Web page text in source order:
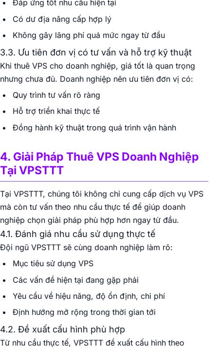
Đáp ứng tốt nhu cầu hiện tại
Có dư địa nâng cấp hợp lý
Không gây lãng phí quá mức ngay từ đầu
3.3. Ưu tiên đơn vị có tư vấn và hỗ trợ kỹ thuật
Khi thuê VPS cho doanh nghiệp, giá tốt là quan trọng
nhưng chưa đủ. Doanh nghiệp nên ưu tiên đơn vị có:
Quy trình tư vấn rõ ràng
Hỗ trợ triển khai thực tế
Đồng hành kỹ thuật trong quá trình vận hành
4. Giải Pháp Thuê VPS Doanh Nghiệp
Tại VPSTTT
Tại VPSTTT, chúng tôi không chỉ cung cấp dịch vụ VPS
mà còn tư vấn theo nhu cầu thực tế để giúp doanh
nghiệp chọn giải pháp phù hợp hơn ngay từ đầu.
4.1. Đánh giá nhu cầu sử dụng thực tế
Đội ngũ VPSTTT sẽ cùng doanh nghiệp làm rõ:
Mục tiêu sử dụng VPS
Các vấn đề hiện tại đang gặp phải
Yêu cầu về hiệu năng, độ ổn định, chi phí
Định hướng mở rộng trong thời gian tới
4.2. Đề xuất cấu hình phù hợp
Từ nhu cầu thực tế, VPSTTT đề xuất cấu hình theo